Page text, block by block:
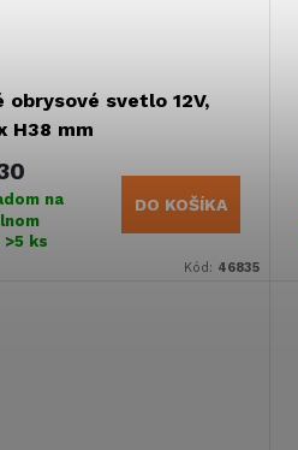
obrysové svetlo 12V,
H38 mm
na
>5 ks
DO KOŠÍKA
Kód: 46835